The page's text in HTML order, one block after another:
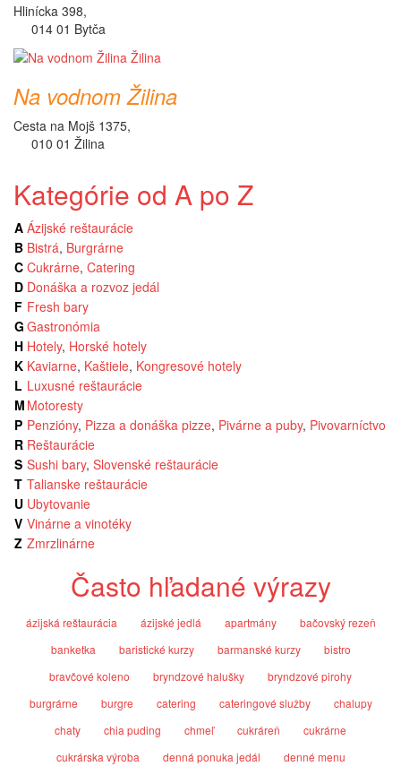
Hlinícka 398,
014 01 Bytča
Na vodnom Žilina
Cesta na Mojš 1375,
010 01 Žilina
Kategórie od A po Z
A Ázijské reštaurácie
B Bistrá, Burgrárne
C Cukrárne, Catering
D Donáška a rozvoz jedál
F Fresh bary
G Gastronómia
H Hotely, Horské hotely
K Kaviarne, Kaštiele, Kongresové hotely
L Luxusné reštaurácie
M Motoresty
P Penzióny, Pizza a donáška pizze, Pivárne a puby, Pivovarníctvo
R Reštaurácie
S Sushi bary, Slovenské reštaurácie
T Talianske reštaurácie
U Ubytovanie
V Vinárne a vinotéky
Z Zmrzlinárne
Často hľadané výrazy
ázijská reštaurácia ázijské jedlá apartmány
bačovský rezeň
banketka
baristické kurzy barmanské kurzy
bistro
bravčové koleno
bryndzové halušky
bryndzové pirohy
burgrárne
burgre catering cateringové služby
chalupy
chaty
chia puding chmeľ cukráreň
cukrárne
cukrárska výroba
denná ponuka jedál
denné menu